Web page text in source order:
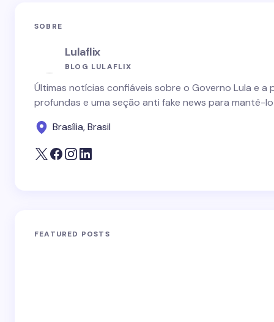
SOBRE
Lulaflix
BLOG LULAFLIX
Últimas notícias confiáveis sobre o Governo Lula e
profundas e uma seção anti fake news para mantê-
Brasília, Brasil
FEATURED POSTS